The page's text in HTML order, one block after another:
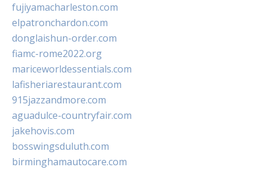
fujiyamacharleston.com
elpatronchardon.com
donglaishun-order.com
fiamc-rome2022.org
mariceworldessentials.com
lafisheriarestaurant.com
915jazzandmore.com
aguadulce-countryfair.com
jakehovis.com
bosswingsduluth.com
birminghamautocare.com